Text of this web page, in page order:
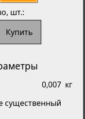
, шт.:
Купить
0,007 кг
существенный